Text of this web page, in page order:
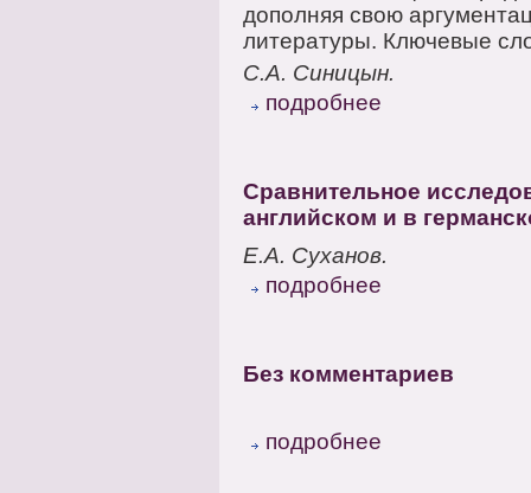
дополняя свою
литературы. Ключевые
С.А. Синицын.
подробнее
Сравнительное
английском и в
Е.А. Суханов.
подробнее
Без комментариев
подробнее